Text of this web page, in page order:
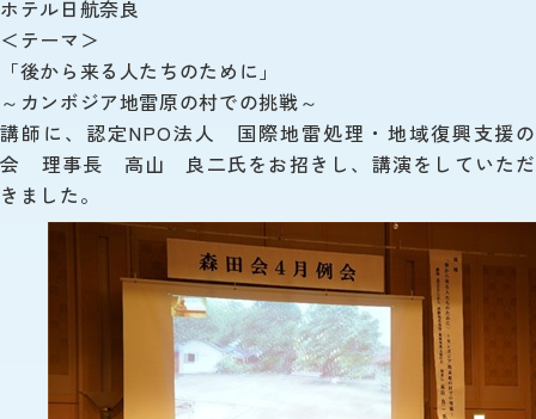
ホテル日航奈良
＜テーマ＞
「後から来る人たちのために」
～カンボジア地雷原の村での挑戦～
講師に、認定NPO法人 国際地雷処理・地域復興支援の
会 理事長 高山 良二氏をお招きし、講演をしていただ
きました。